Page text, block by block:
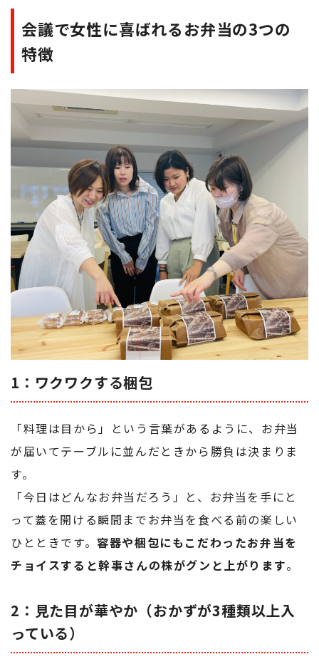
会議で女性に喜ばれるお弁当の3つの
特徴
1：ワクワクする梱包
「料理は目から」という言葉があるように、お弁当
が届いてテーブルに並んだときから勝負は決まりま
す。
「今日はどんなお弁当だろう」と、お弁当を手にと
って蓋を開ける瞬間までお弁当を食べる前の楽しい
ひとときです。容器や梱包にもこだわったお弁当を
チョイスすると幹事さんの株がグンと上がります。
2：見た目が華やか（おかずが3種類以上入
っている）